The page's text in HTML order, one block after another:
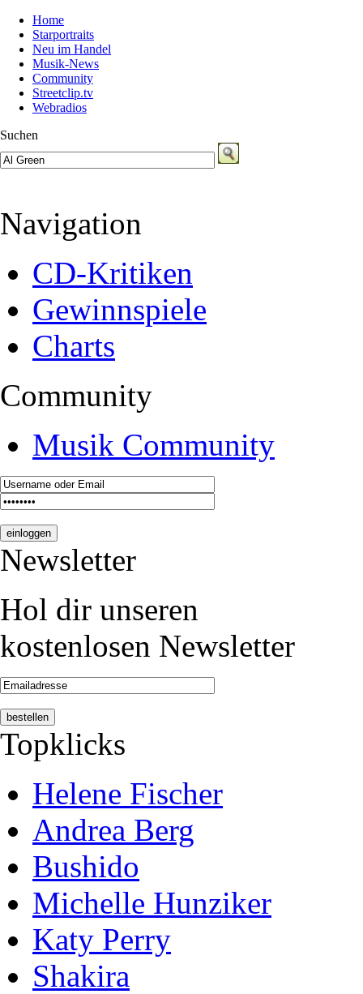
Home
Starportraits
Neu im Handel
Musik-News
Community
Streetclip.tv
Webradios
Suchen
Navigation
CD-Kritiken
Gewinnspiele
Charts
Community
Musik Community
Newsletter
Hol dir unseren
kostenlosen Newsletter
Topklicks
Helene Fischer
Andrea Berg
Bushido
Michelle Hunziker
Katy Perry
Shakira